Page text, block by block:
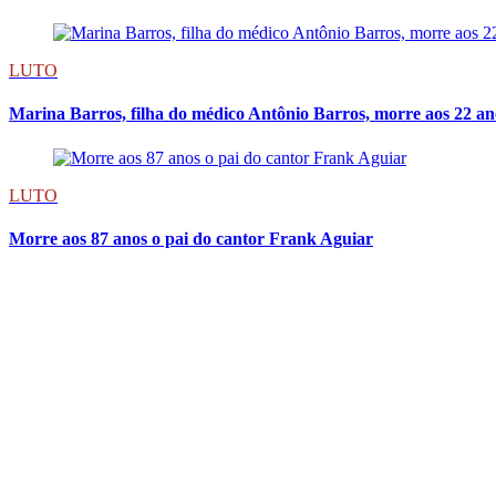
LUTO
Marina Barros, filha do médico Antônio Barros, morre aos 22
LUTO
Morre aos 87 anos o pai do cantor Frank Aguiar